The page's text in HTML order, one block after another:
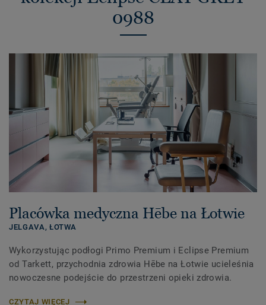
0988
Placówka medyczna Hēbe na Łotwie
JELGAVA, ŁOTWA
Wykorzystując podłogi Primo Premium i Eclipse Premium
od Tarkett, przychodnia zdrowia Hēbe na Łotwie ucieleśnia
nowoczesne podejście do przestrzeni opieki zdrowia.
CZYTAJ WIĘCEJ